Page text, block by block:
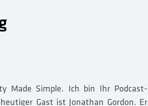
Made Simple. Ich bin Ihr Podcast-
Gast ist Jonathan Gordon. Er